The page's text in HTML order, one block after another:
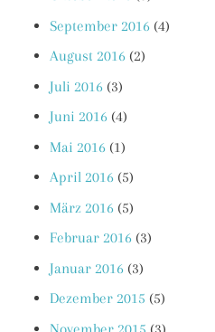
September 2016 (4)
August 2016 (2)
Juli 2016 (3)
Juni 2016 (4)
Mai 2016 (1)
April 2016 (5)
März 2016 (5)
Februar 2016 (3)
Januar 2016 (3)
Dezember 2015 (5)